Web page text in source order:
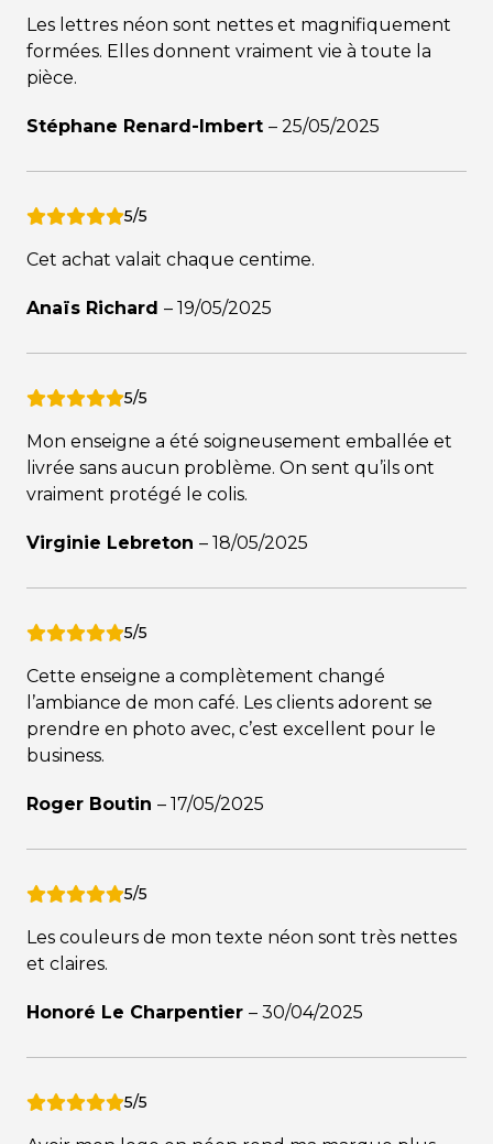
Les lettres néon sont nettes et magnifiquement
formées. Elles donnent vraiment vie à toute la
pièce.
Stéphane Renard-Imbert – 25/05/2025
5/5
Cet achat valait chaque centime.
Anaïs Richard – 19/05/2025
5/5
Mon enseigne a été soigneusement emballée et
livrée sans aucun problème. On sent qu’ils ont
vraiment protégé le colis.
Virginie Lebreton – 18/05/2025
5/5
Cette enseigne a complètement changé
l’ambiance de mon café. Les clients adorent se
prendre en photo avec, c’est excellent pour le
business.
Roger Boutin – 17/05/2025
5/5
Les couleurs de mon texte néon sont très nettes
et claires.
Honoré Le Charpentier – 30/04/2025
5/5